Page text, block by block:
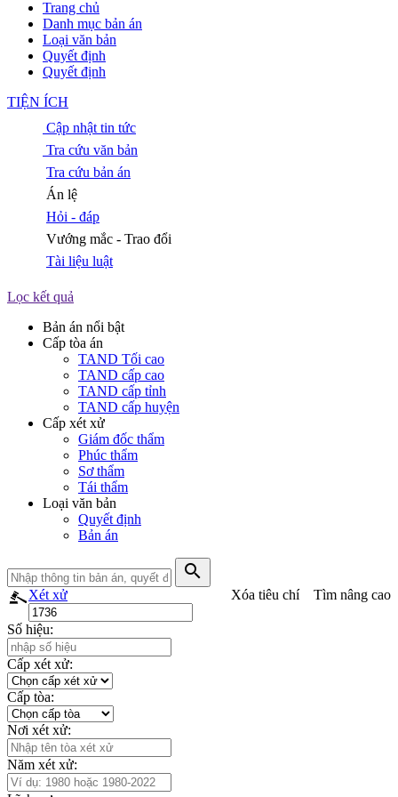
Trang chủ
Danh mục bản án
Loại văn bản
Quyết định
Quyết định
TIỆN ÍCH
Cập nhật tin tức
Tra cứu văn bản
Tra cứu bản án
Án lệ
Hỏi - đáp
Vướng mắc - Trao đổi
Tài liệu luật
Lọc kết quả
Bản án nổi bật
Cấp tòa án
TAND Tối cao
TAND cấp cao
TAND cấp tỉnh
TAND cấp huyện
Cấp xét xử
Giám đốc thẩm
Phúc thẩm
Sơ thẩm
Tái thẩm
Loại văn bản
Quyết định
Bản án
search
Xét xử Tìm nâng cao
Xóa tiêu chí
Số hiệu:
Cấp xét xử:
Cấp tòa:
Nơi xét xử:
Năm xét xử: